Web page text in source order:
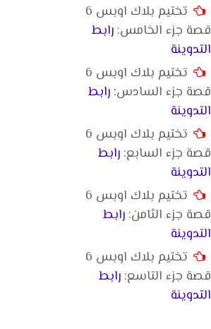
تختيم بلاك اوبس 6
قصة جزء الخامس:رابط
التدوينة
تختيم بلاك اوبس 6
قصة جزء السادس:رابط
التدوينة
تختيم بلاك اوبس 6
قصة جزء السابع:رابط
التدوينة
تختيم بلاك اوبس 6
قصة جزء الثامن:رابط
التدوينة
تختيم بلاك اوبس 6
قصة جزء التاسع:رابط
التدوينة